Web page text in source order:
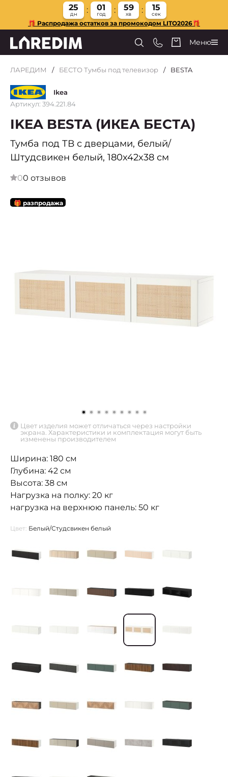
25
дн
01
год
59
хв
14
сек
🎁 Распродажа остатков за промокодом LITO2026🎁
Меню
ЛАРЕДИМ БЕСТО Тумбы под телевизор BESTA
Ikea
Артикул: 394.221.84
IKEA BESTA (ИКЕА БЕСТА)
Тумба под ТВ с дверцами, белый/
Штудсвикен белый, 180x42x38 см
00 отзывов
🎁 разпродажа
Цвет изделия может отличаться через настройки
экрана. Характеристики и комплектация могут быть
изменены производителем
Ширина: 180 см
Глубина: 42 см
Высота: 38 см
Нагрузка на полку: 20 кг
нагрузка на верхнюю панель: 50 кг
Цвет: Белый/Студсвикен белый